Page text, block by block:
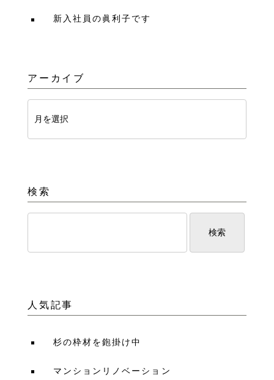
新入社員の眞利子です
アーカイブ
検索
人気記事
杉の枠材を鉋掛け中
マンションリノベーション